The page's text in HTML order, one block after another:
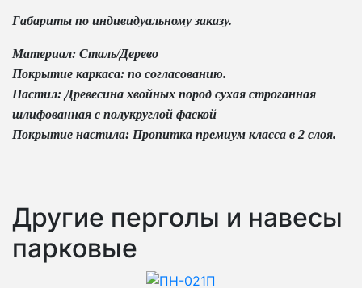
Габариты по индивидуальному заказу.
Материал: Сталь/Дерево
Покрытие каркаса: по согласованию.
Настил: Древесина хвойных пород сухая строганная
шлифованная с полукруглой фаской
Покрытие настила: Пропитка премиум класса в 2 слоя.
Другие перголы и навесы
парковые